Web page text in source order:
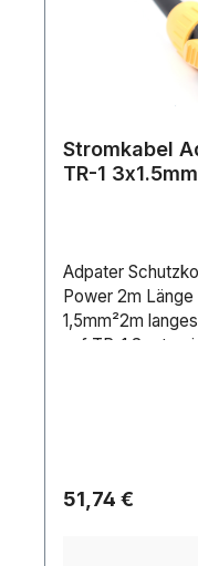
Stromkabel
TR-1
Adpater
Power 2m
1,5mm²2m
auf TR-1
Regulärer Preis:
51,74 €